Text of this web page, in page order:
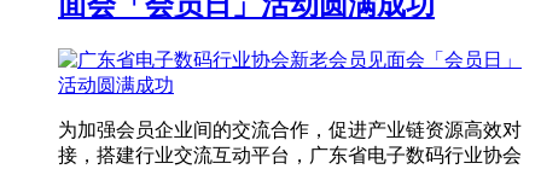
为加强会员企业间的交流合作，促进产业链资源高效对
接，搭建行业交流互动平台，广东省电子数码行业协会